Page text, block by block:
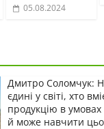
05.08.2024
Дмитро Соломчук:
єдині у світі, хто
продукцію в умовах
й може навчити